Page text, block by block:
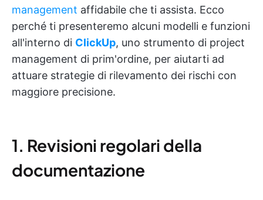
management affidabile che ti assista. Ecco
perché ti presenteremo alcuni modelli e funzioni
all'interno di ClickUp, uno strumento di project
management di prim'ordine, per aiutarti ad
attuare strategie di rilevamento dei rischi con
maggiore precisione.
1. Revisioni regolari della
documentazione